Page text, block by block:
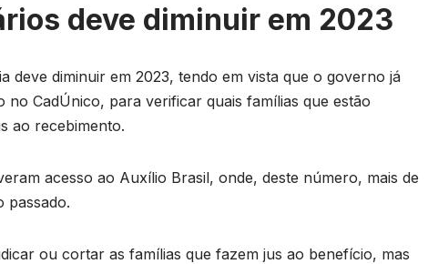
deve diminuir em 2023
deve diminuir em 2023, tendo em vista que o governo já
CadÚnico, para verificar quais famílias que estão
ao recebimento.
acesso ao Auxílio Brasil, onde, deste número, mais de
passado.
ou cortar as famílias que fazem jus ao benefício, mas